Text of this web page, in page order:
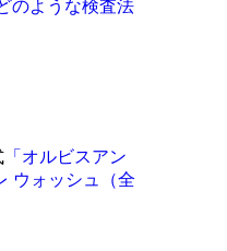
のような検査法
「オルビスアン
ウォッシュ（全